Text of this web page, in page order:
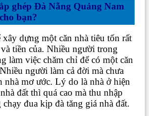
ghép Đà Nẵng Quảng Nam
bạn?
xây dựng một căn nhà tiêu tốn rất
tiền của. Nhiều người trong
làm việc chăm chỉ để có một căn
người làm cả đời mà chưa
nhà mơ ước. Lý do là nhà ở hiện
đất thì quá cao mà thu nhập
đua kịp đà tăng giá nhà đất.